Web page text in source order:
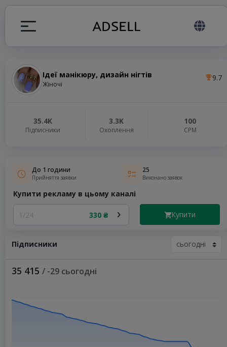
Ідеї манікюру, дизайн нігтів
Жіночі
9.7
35.4K
Підписники
3.3K
Охоплення
100
СРМ
До 1 години
Прийняття заявки
25
Виконано заявок
Купити рекламу в цьому каналі
1/24 330 ₴ Купити
Підписники
35 415 / -29 сьогодні